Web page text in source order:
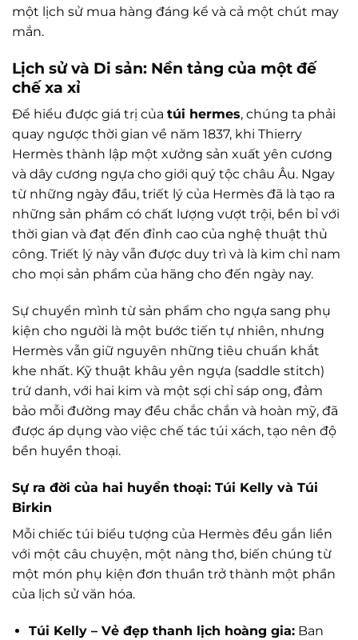
một lịch sử mua hàng đáng kể và cả một chút may
mắn.
Lịch sử và Di sản: Nền tảng của một đế
chế xa xỉ
Để hiểu được giá trị của túi hermes, chúng ta phải
quay ngược thời gian về năm 1837, khi Thierry
Hermès thành lập một xưởng sản xuất yên cương
và dây cương ngựa cho giới quý tộc châu Âu. Ngay
từ những ngày đầu, triết lý của Hermès đã là tạo ra
những sản phẩm có chất lượng vượt trội, bền bỉ với
thời gian và đạt đến đỉnh cao của nghệ thuật thủ
công. Triết lý này vẫn được duy trì và là kim chỉ nam
cho mọi sản phẩm của hãng cho đến ngày nay.
Sự chuyển mình từ sản phẩm cho ngựa sang phụ
kiện cho người là một bước tiến tự nhiên, nhưng
Hermès vẫn giữ nguyên những tiêu chuẩn khắt
khe nhất. Kỹ thuật khâu yên ngựa (saddle stitch)
trứ danh, với hai kim và một sợi chỉ sáp ong, đảm
bảo mỗi đường may đều chắc chắn và hoàn mỹ, đã
được áp dụng vào việc chế tác túi xách, tạo nên độ
bền huyền thoại.
Sự ra đời của hai huyền thoại: Túi Kelly và Túi
Birkin
Mỗi chiếc túi biểu tượng của Hermès đều gắn liền
với một câu chuyện, một nàng thơ, biến chúng từ
một món phụ kiện đơn thuần trở thành một phần
của lịch sử văn hóa.
Túi Kelly – Vẻ đẹp thanh lịch hoàng gia:Ban